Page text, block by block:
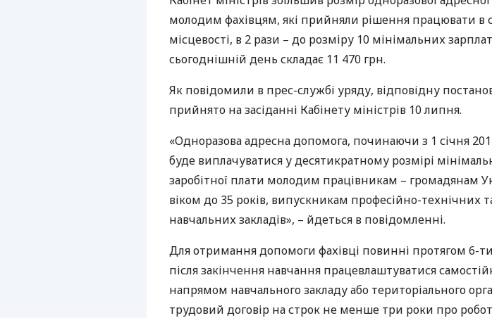
молодим фахівцям, які прийняли рішення працювати в
місцевості, в 2 рази – до розміру 10 мінімальних
сьогоднішній день складає 11 470 грн.
Як повідомили в прес-службі уряду, відповідну
прийнято на засіданні Кабінету міністрів 10 липня.
«Одноразова адресна допомога, починаючи з 1 січня
буде виплачуватися у десятикратному розмірі
заробітної плати молодим працівникам – громадянам
віком до 35 років, випускникам професійно-технічних
навчальних закладів», – йдеться в повідомленні.
Для отримання допомоги фахівці повинні протягом 6-
після закінчення навчання працевлаштуватися
напрямом навчального закладу або територіального
трудовий договір на строк не менше три роки про